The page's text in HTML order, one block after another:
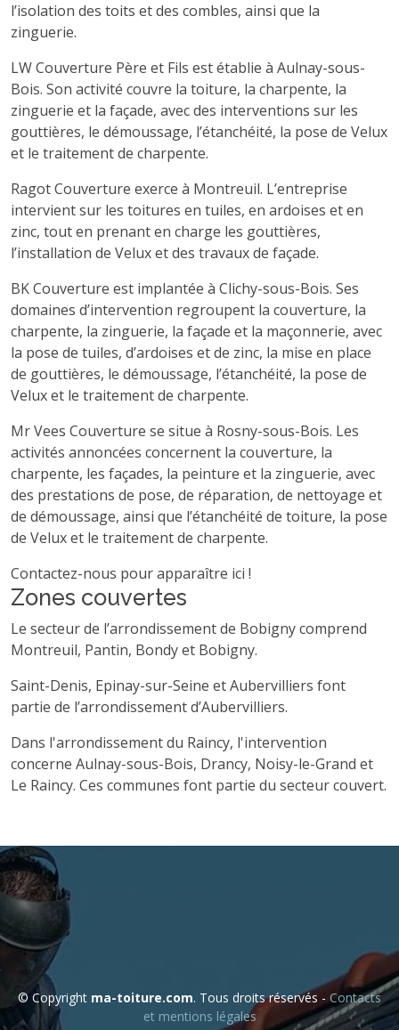
l’isolation des toits et des combles, ainsi que la
zinguerie.
LW Couverture Père et Fils est établie à Aulnay-sous-
Bois. Son activité couvre la toiture, la charpente, la
zinguerie et la façade, avec des interventions sur les
gouttières, le démoussage, l’étanchéité, la pose de Velux
et le traitement de charpente.
Ragot Couverture exerce à Montreuil. L’entreprise
intervient sur les toitures en tuiles, en ardoises et en
zinc, tout en prenant en charge les gouttières,
l’installation de Velux et des travaux de façade.
BK Couverture est implantée à Clichy-sous-Bois. Ses
domaines d’intervention regroupent la couverture, la
charpente, la zinguerie, la façade et la maçonnerie, avec
la pose de tuiles, d’ardoises et de zinc, la mise en place
de gouttières, le démoussage, l’étanchéité, la pose de
Velux et le traitement de charpente.
Mr Vees Couverture se situe à Rosny-sous-Bois. Les
activités annoncées concernent la couverture, la
charpente, les façades, la peinture et la zinguerie, avec
des prestations de pose, de réparation, de nettoyage et
de démoussage, ainsi que l’étanchéité de toiture, la pose
de Velux et le traitement de charpente.
Contactez-nous pour apparaître ici !
Zones couvertes
Le secteur de l’arrondissement de Bobigny comprend
Montreuil, Pantin, Bondy et Bobigny.
Saint-Denis, Epinay-sur-Seine et Aubervilliers font
partie de l’arrondissement d’Aubervilliers.
Dans l'arrondissement du Raincy, l'intervention
concerne Aulnay-sous-Bois, Drancy, Noisy-le-Grand et
Le Raincy. Ces communes font partie du secteur couvert.
© Copyright ma-toiture.com. Tous droits réservés - Contacts
et mentions légales